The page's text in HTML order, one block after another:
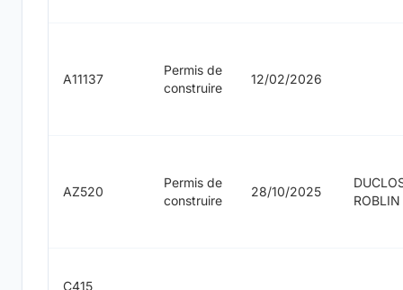
A11137
Permis de
construire
12/02/2026
AZ520
Permis de
construire
28/10/2025
ROBLIN
C415